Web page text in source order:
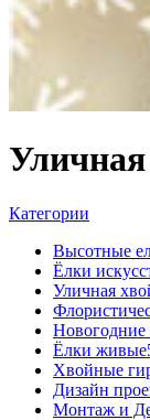
Категории
Высотные
Ёлки
Уличная
Новогодние
Ёлки живые
Хвойные
Дизайн
Монтаж и